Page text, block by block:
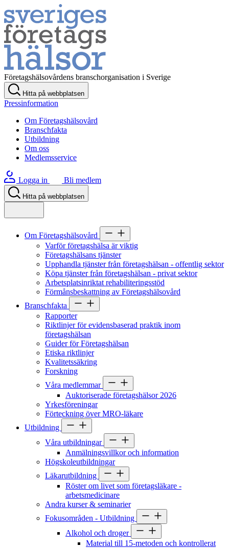
Företagshälsovårdens branschorganisation i Sverige
Hitta på webbplatsen
Pressinformation
Om Företagshälsovård
Branschfakta
Utbildning
Om oss
Medlemsservice
Logga in Bli medlem
Hitta på webbplatsen
Om Företagshälsovård
Varför företagshälsa är viktig
Företagshälsans tjänster
Upphandla tjänster från företagshälsan - offentlig sektor
Köpa tjänster från företagshälsan - privat sektor
Arbetsplatsinriktat rehabiliteringsstöd
Förmånsbeskattning av Företagshälsovård
Branschfakta
Rapporter
Riktlinjer för evidensbaserad praktik inom
företagshälsan
Guider för Företagshälsan
Etiska riktlinjer
Kvalitetssäkring
Forskning
Våra medlemmar
Auktoriserade företagshälsor 2026
Yrkesföreningar
Förteckning över MRO-läkare
Utbildning
Våra utbildningar
Anmälningsvillkor och information
Högskoleutbildningar
Läkarutbildning
Röster om livet som företagsläkare -
arbetsmedicinare
Andra kurser & seminarier
Fokusområden - Utbildning
Alkohol och droger
Material till 15-metoden och kontrollerat